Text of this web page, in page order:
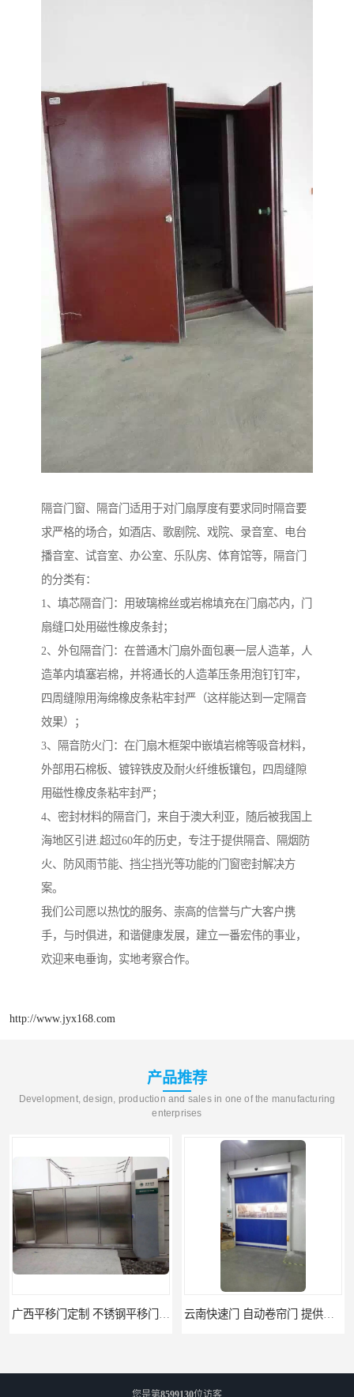
隔音门窗、隔音门适用于对门扇厚度有要求同时隔音要
求严格的场合，如酒店、歌剧院、戏院、录音室、电台
播音室、试音室、办公室、乐队房、体育馆等，隔音门
的分类有：
1、填芯隔音门：用玻璃棉丝或岩棉填充在门扇芯内，门
扇缝口处用磁性橡皮条封；
2、外包隔音门：在普通木门扇外面包裹一层人造革，人
造革内填塞岩棉，并将通长的人造革压条用泡钉钉牢，
四周缝隙用海绵橡皮条粘牢封严（这样能达到一定隔音
效果）；
3、隔音防火门：在门扇木框架中嵌填岩棉等吸音材料，
外部用石棉板、镀锌铁皮及耐火纤维板镶包，四周缝隙
用磁性橡皮条粘牢封严；
4、密封材料的隔音门，来自于澳大利亚，随后被我国上
海地区引进.超过60年的历史，专注于提供隔音、隔烟防
火、防风雨节能、挡尘挡光等功能的门窗密封解决方
案。
我们公司愿以热忱的服务、崇高的信誉与广大客户携
手，与时俱进，和谐健康发展，建立一番宏伟的事业，
欢迎来电垂询，实地考察合作。
http://www.jyx168.com
产品推荐
Development, design, production and sales in one of the manufacturing
enterprises
您是第8599130位访客